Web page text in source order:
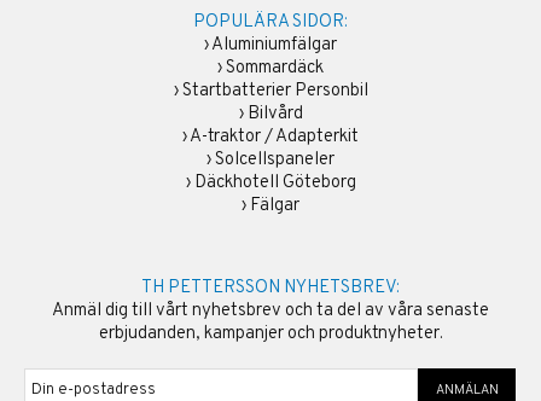
POPULÄRA SIDOR:
›Aluminiumfälgar
›Sommardäck
›Startbatterier Personbil
› Bilvård
›A-traktor / Adapterkit
›Solcellspaneler
› Däckhotell Göteborg
› Fälgar
TH PETTERSSON NYHETSBREV:
Anmäl dig till vårt nyhetsbrev och ta del av våra senaste
erbjudanden, kampanjer och produktnyheter.
ANMÄLAN